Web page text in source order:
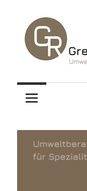
Inhalt
springen
für
Greiderer-
Riesenhuber